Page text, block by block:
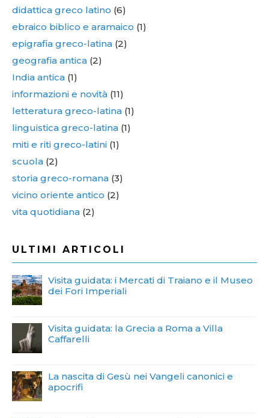
didattica greco latino (6)
ebraico biblico e aramaico (1)
epigrafia greco-latina (2)
geografia antica (2)
India antica (1)
informazioni e novità (11)
letteratura greco-latina (1)
linguistica greco-latina (1)
miti e riti greco-latini (1)
scuola (2)
storia greco-romana (3)
vicino oriente antico (2)
vita quotidiana (2)
ULTIMI ARTICOLI
Visita guidata: i Mercati di Traiano e il Museo
dei Fori Imperiali
Visita guidata: la Grecia a Roma a Villa
Caffarelli
La nascita di Gesù nei Vangeli canonici e
apocrifi